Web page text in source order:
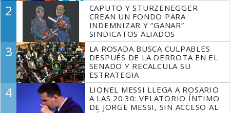
2
CAPUTO Y STURZENEGGER
CREAN UN FONDO PARA
INDEMNIZAR Y “GANAR”
SINDICATOS ALIADOS
3
LA ROSADA BUSCA CULPABLES
DESPUÉS DE LA DERROTA EN EL
SENADO Y RECALCULA SU
ESTRATEGIA
4
LIONEL MESSI LLEGA A ROSARIO
A LAS 20.30: VELATORIO ÍNTIMO
DE JORGE MESSI, SIN ACCESO AL